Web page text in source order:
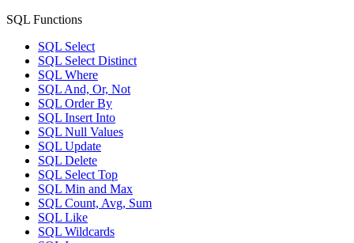
SQL Functions
SQL Select
SQL Select Distinct
SQL Where
SQL And, Or, Not
SQL Order By
SQL Insert Into
SQL Null Values
SQL Update
SQL Delete
SQL Select Top
SQL Min and Max
SQL Count, Avg, Sum
SQL Like
SQL Wildcards